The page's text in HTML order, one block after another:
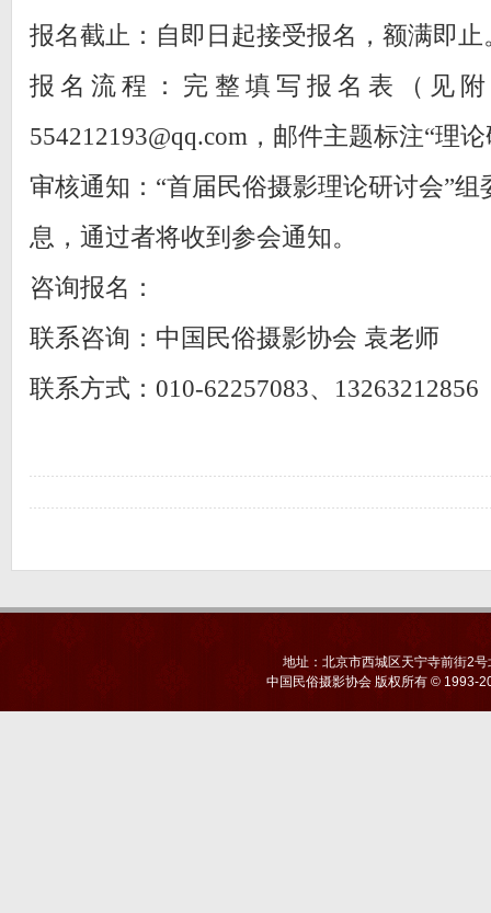
报名截止：自即日起接受报名，额满即止
报名流程：完整填写报名表（见
554212193@qq.com，邮件主题标注“理
审核通知：“首届民俗摄影理论研讨会”
息，通过者将收到参会通知。
咨询报名：
联系咨询：中国民俗摄影协会 袁老师
联系方式：010-62257083、
地址：北京市西城区天宁寺前街2
中国民俗摄影协会 版权所有 © 1993-